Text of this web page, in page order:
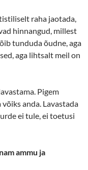
raha jaotada,
hinnangud, millest
tunduda õudne, aga
aga lihtsalt meil on
Pigem
anda. Lavastada
ei tule, ei toetusi
ammu ja